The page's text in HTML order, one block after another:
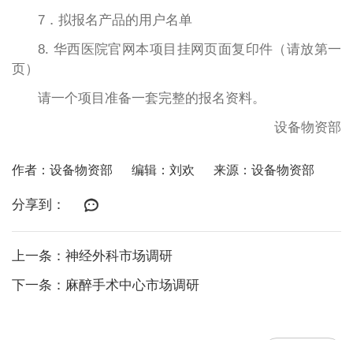
7．拟报名产品的用户名单
8. 华西医院官网本项目挂网页面复印件（请放第一
页）
请一个项目准备一套完整的报名资料。
设备物资部
作者：设备物资部 编辑：刘欢 来源：设备物资部
分享到：
上一条：神经外科市场调研
下一条：麻醉手术中心市场调研